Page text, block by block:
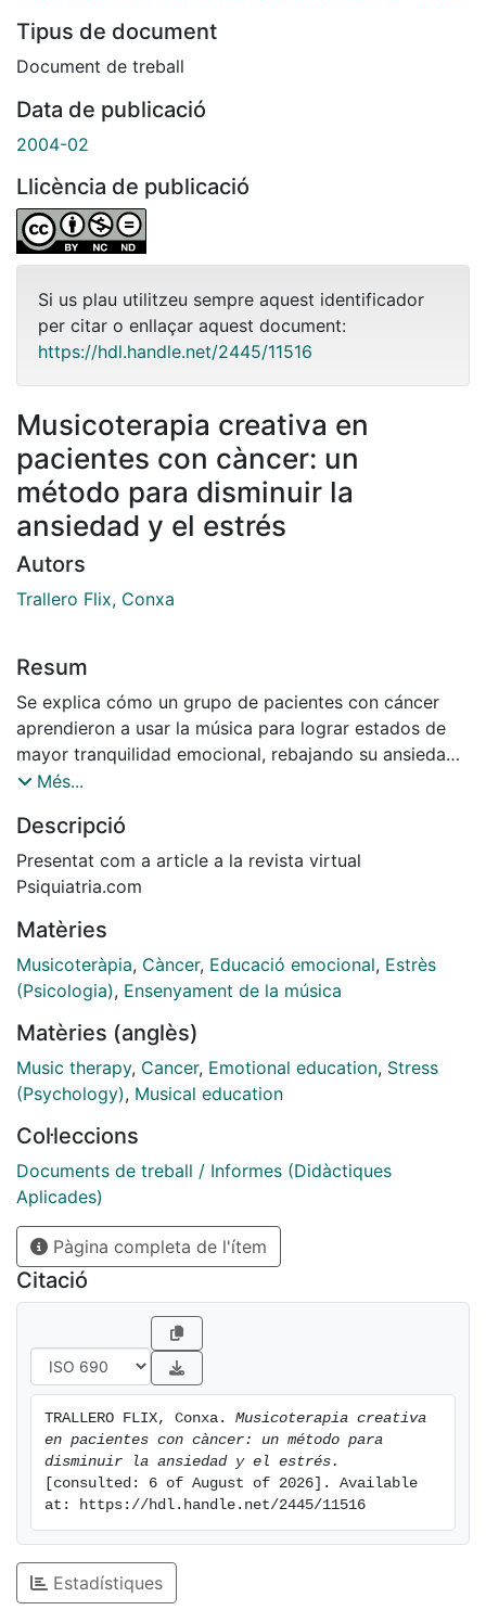
Tipus de document
Document de treball
Data de publicació
2004-02
Llicència de publicació
Si us plau utilitzeu sempre aquest identificador
per citar o enllaçar aquest document:
https://hdl.handle.net/2445/11516
Musicoterapia creativa en
pacientes con càncer: un
método para disminuir la
ansiedad y el estrés
Autors
Trallero Flix, Conxa
Resum
Se explica cómo un grupo de pacientes con cáncer
aprendieron a usar la música para lograr estados de
mayor tranquilidad emocional, rebajando su ansiedad
y estres producidos por la incertidumbre respecto de
Més...
Descripció
Presentat com a article a la revista virtual
Psiquiatria.com
Matèries
Musicoteràpia, Càncer, Educació emocional, Estrès
(Psicologia), Ensenyament de la música
Matèries (anglès)
Music therapy, Cancer, Emotional education, Stress
(Psychology), Musical education
Col·leccions
Documents de treball / Informes (Didàctiques
Aplicades)
Pàgina completa de l'ítem
Citació
TRALLERO FLIX, Conxa. Musicoterapia creativa
en pacientes con càncer: un método para
disminuir la ansiedad y el estrés.
[consulted: 6 of August of 2026]. Available
at: https://hdl.handle.net/2445/11516
Estadístiques